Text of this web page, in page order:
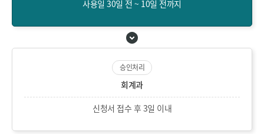
사용일 30일 전 ~ 10일 전까지
승인처리
회계과
신청서 접수 후 3일 이내